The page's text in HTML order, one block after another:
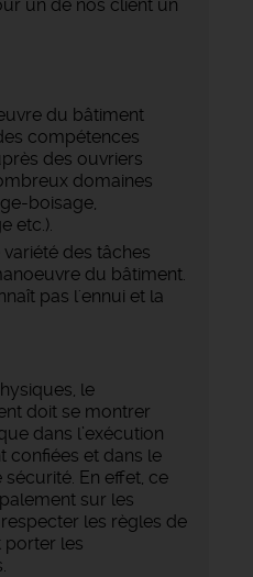
un de nos client un
du bâtiment
compétences
des ouvriers
domaines
boisage,
etc.).
des tâches
du bâtiment.
pas l'ennui et la
le
doit se montrer
dans l’exécution
confiées et dans le
En effet, ce
sur les
les règles de
porter les